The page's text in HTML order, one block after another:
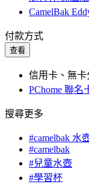
CamelBak
付款方式
查看
信用卡、無
PChome 聯名
搜尋更多
#camelbak 水
#camelbak
#兒童水壺
#學習杯